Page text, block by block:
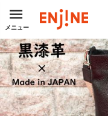
メニュー